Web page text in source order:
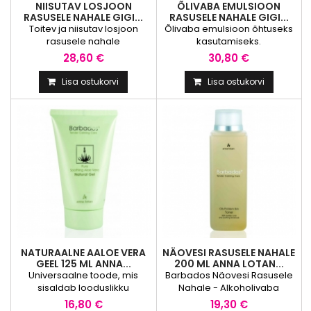
NIISUTAV LOSJOON
RASUSELE NAHALE GIGI...
Toitev ja niisutav losjoon
rasusele nahale
igapäevaseks kasutuseks.
Leevendab pindkuiva naha
kiskuvat tunnet,
tasakaalustab rasueritust ja
hoiab kontrolli all ebatervet
läiget. Sisaldab looduslike
toimeainete kompleksi, mis
neutraliseerib vistrikke
põhjustavaid baktereid ja
rahustab tundlikku nahka,
ning A-vitamiini derivaati, mis
aitab ennetada vinnide...
28,60 €
Lisa ostukorvi
ÕLIVABA EMULSIOON
RASUSELE NAHALE GIGI...
Õlivaba emulsioon õhtuseks
kasutamiseks.
Tasakaalustab rasueritust,
neutraliseerib põletikku
põhjustavate bakterite
elutegevust, hoiab poore
puhtana ja niisutab nahka.
Aktiivaine neutraliseerib
aknet tekitavat bakterit ja
kuivuse all kannatavat nahka,
ergutab raku taastumist.
ennetab vistrike teket ilma
30,80 €
Lisa ostukorvi
NATURAALNE AALOE VERA
GEEL 125 ML ANNA...
Universaalne toode, mis
sisaldab looduslikku
konserveeritud aaloe mahla
16,80 €
NÄOVESI RASUSELE NAHALE
200 ML ANNA LOTAN...
Barbados Näovesi Rasusele
Nahale - Alkoholivaba
näovesi eemaldab meigi
19,30 €